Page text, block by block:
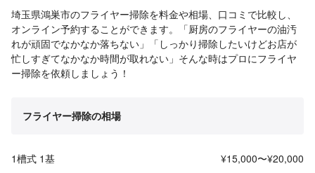
埼玉県鴻巣市のフライヤー掃除を料金や相場、口コミで比較し、
オンライン予約することができます。「厨房のフライヤーの油汚
れが頑固でなかなか落ちない」「しっかり掃除したいけどお店が
忙しすぎてなかなか時間が取れない」そんな時はプロにフライヤ
ー掃除を依頼しましょう！
フライヤー掃除の相場
1槽式 1基
¥15,000〜¥20,000